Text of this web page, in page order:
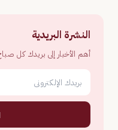
النشرة البريدية
أهم الأخبار إلى بريدك كل